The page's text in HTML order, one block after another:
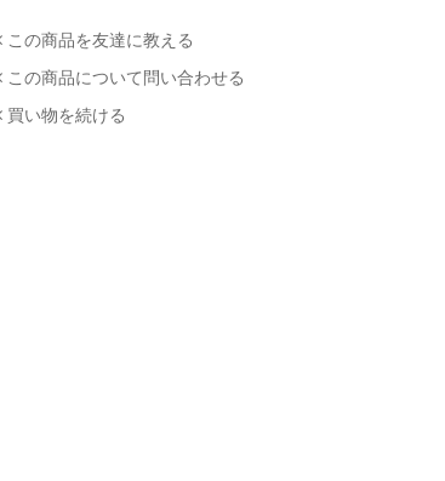
この商品を友達に教える
この商品について問い合わせる
買い物を続ける